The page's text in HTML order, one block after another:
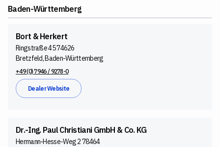
Baden-Württemberg
Bort & Herkert
Ringstraße 45 74626
Bretzfeld, Baden-Württemberg
+49 (0) 7946 / 9278-0
Dealer Website
Dr.-Ing. Paul Christiani GmbH & Co. KG
Hermann-Hesse-Weg 2 78464